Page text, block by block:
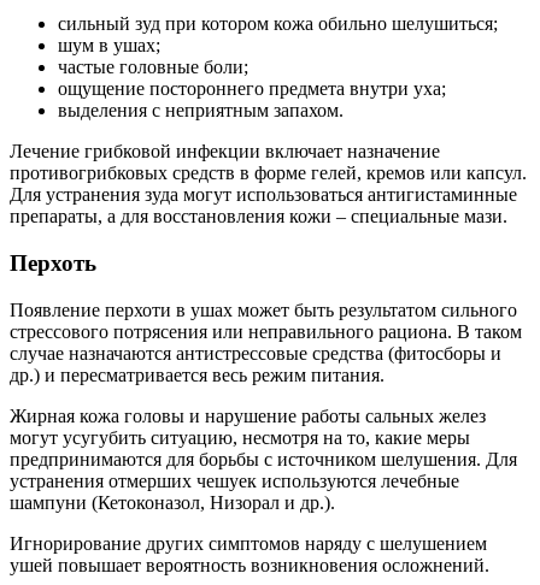
сильный зуд при котором кожа обильно шелушиться;
шум в ушах;
частые головные боли;
ощущение постороннего предмета внутри уха;
выделения с неприятным запахом.
Лечение грибковой инфекции включает назначение
противогрибковых средств в форме гелей, кремов или капсул.
Для устранения зуда могут использоваться антигистаминные
препараты, а для восстановления кожи – специальные мази.
Перхоть
Появление перхоти в ушах может быть результатом сильного
стрессового потрясения или неправильного рациона. В таком
случае назначаются антистрессовые средства (фитосборы и
др.) и пересматривается весь режим питания.
Жирная кожа головы и нарушение работы сальных желез
могут усугубить ситуацию, несмотря на то, какие меры
предпринимаются для борьбы с источником шелушения. Для
устранения отмерших чешуек используются лечебные
шампуни (Кетоконазол, Низорал и др.).
Игнорирование других симптомов наряду с шелушением
ушей повышает вероятность возникновения осложнений.